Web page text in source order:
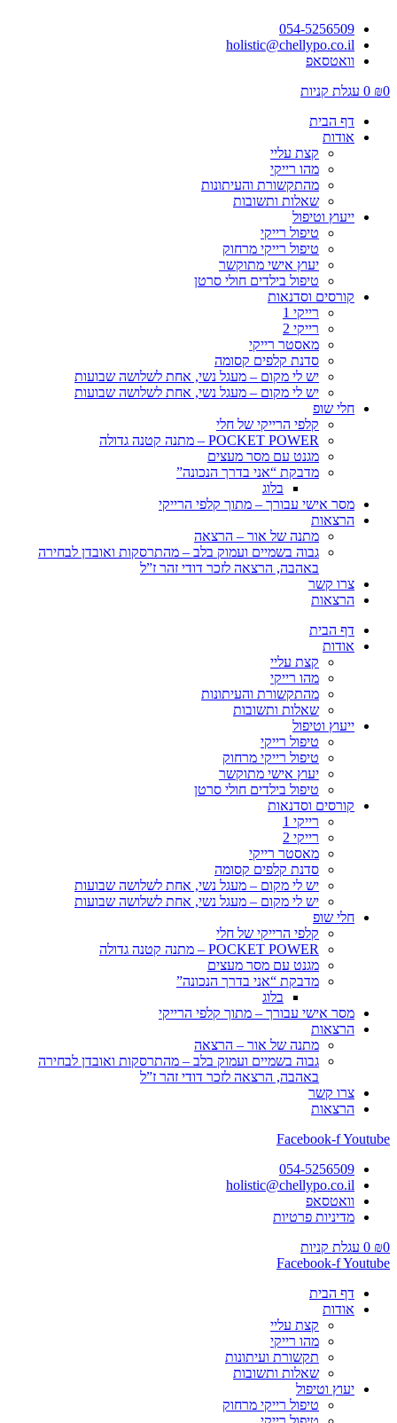
054-5256509
holistic@chellypo.co.il
וואטסאפ
₪0
0 עגלת קניות
דף הבית
אודות
קצת עליי
מהו רייקי
מהתקשורת והעיתונות
שאלות ותשובות
ייעוץ וטיפול
טיפול רייקי
טיפול רייקי מרחוק
יעוץ אישי מתוקשר
טיפול בילדים חולי סרטן
קורסים וסדנאות
רייקי 1
רייקי 2
מאסטר רייקי
סדנת קלפים קסומה
יש לי מקום – מעגל נשי, אחת לשלושה שבועות
יש לי מקום – מעגל נשי, אחת לשלושה שבועות
חלי שופ
קלפי הרייקי של חלי
POCKET POWER – מתנה קטנה גדולה
מגנט עם מסר מעצים
מדבקת “אני בדרך הנכונה”
בלוג
מסר אישי עבורך – מתוך קלפי הרייקי
הרצאות
מתנה של אור – הרצאה
גבוה בשמיים ועמוק בלב – מהתרסקות ואובדן לבחירה
באהבה, הרצאה לזכר דודי זהר ז”ל
צרו קשר
הרצאות
דף הבית
אודות
קצת עליי
מהו רייקי
מהתקשורת והעיתונות
שאלות ותשובות
ייעוץ וטיפול
טיפול רייקי
טיפול רייקי מרחוק
יעוץ אישי מתוקשר
טיפול בילדים חולי סרטן
קורסים וסדנאות
רייקי 1
רייקי 2
מאסטר רייקי
סדנת קלפים קסומה
יש לי מקום – מעגל נשי, אחת לשלושה שבועות
יש לי מקום – מעגל נשי, אחת לשלושה שבועות
חלי שופ
קלפי הרייקי של חלי
POCKET POWER – מתנה קטנה גדולה
מגנט עם מסר מעצים
מדבקת “אני בדרך הנכונה”
בלוג
מסר אישי עבורך – מתוך קלפי הרייקי
הרצאות
מתנה של אור – הרצאה
גבוה בשמיים ועמוק בלב – מהתרסקות ואובדן לבחירה
באהבה, הרצאה לזכר דודי זהר ז”ל
צרו קשר
הרצאות
Facebook-fYoutube
054-5256509
holistic@chellypo.co.il
וואטסאפ
מדיניות פרטיות
₪0
0 עגלת קניות
Facebook-fYoutube
דף הבית
אודות
קצת עליי
מהו רייקי
תקשורת ועיתונות
שאלות ותשובות
יעוץ וטיפול
טיפול רייקי מרחוק